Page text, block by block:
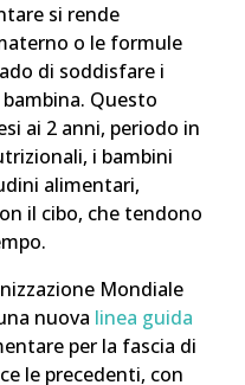
si rende
o le formule
di soddisfare i
Questo
ai 2 anni, periodo in
i bambini
alimentari,
il cibo, che tendono
Mondiale
nuova linea guida
per la fascia di
le precedenti, con